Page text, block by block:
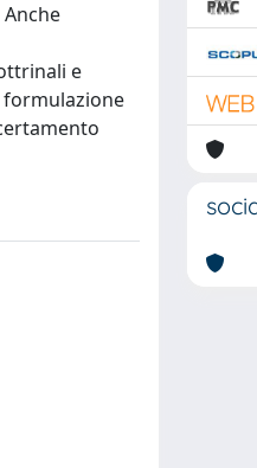
e
formulazione